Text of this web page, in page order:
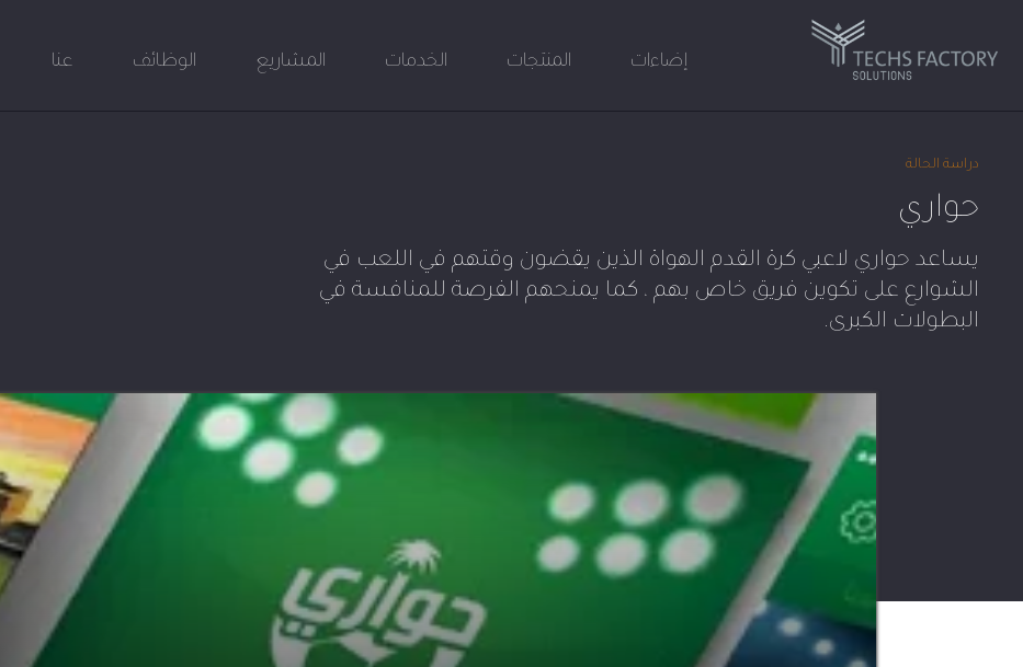
إضاءات المنتجات الخدمات المشاريع الوظائف عنا
المحتوى
دراسة الحالة
حواري
يساعد حواري لاعبي كرة القدم الهواة الذين يقضون وقتهم في اللعب في
الشوارع على تكوين فريق خاص بهم ، كما يمنحهم الفرصة للمنافسة في
البطولات الكبرى.